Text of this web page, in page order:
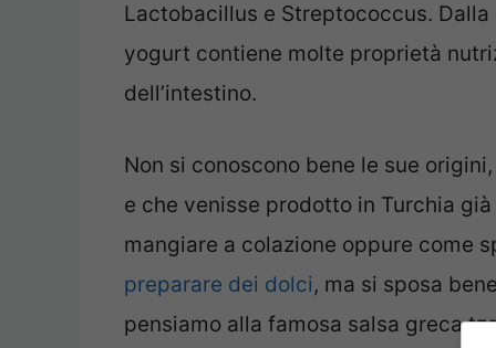
Lactobacillus e Streptococcus.
yogurt contiene molte proprietà
dell’intestino.
Non si conoscono bene le sue
e che venisse prodotto in Turchia
mangiare a colazione oppure come
preparare dei dolci, ma si sposa
pensiamo alla famosa salsa greca